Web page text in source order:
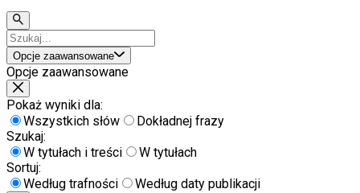
Opcje zaawansowane
Opcje zaawansowane
Pokaż wyniki dla:
Wszystkich słów
Dokładnej frazy
Szukaj:
W tytułach i treści
W tytułach
Sortuj:
Według trafności
Według daty publikacji